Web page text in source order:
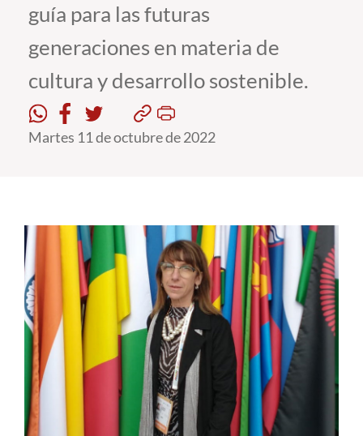
Formación Continua
Alumni
English
guía para las futuras
generaciones en materia de
cultura y desarrollo sostenible.
Martes 11 de octubre de 2022